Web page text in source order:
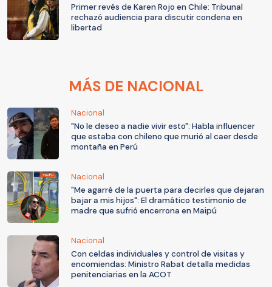
Primer revés de Karen Rojo en Chile: Tribunal
rechazó audiencia para discutir condena en
libertad
MÁS DE NACIONAL
Nacional
"No le deseo a nadie vivir esto": Habla influencer
que estaba con chileno que murió al caer desde
montaña en Perú
Nacional
"Me agarré de la puerta para decirles que dejaran
bajar a mis hijos": El dramático testimonio de
madre que sufrió encerrona en Maipú
Nacional
Con celdas individuales y control de visitas y
encomiendas: Ministro Rabat detalla medidas
penitenciarias en la ACOT